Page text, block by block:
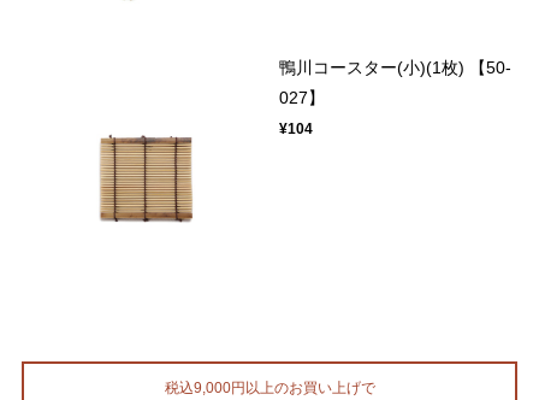
鴨川コースター(小)(1枚) 【50-
027】
¥104
税込9,000円以上のお買い上げで